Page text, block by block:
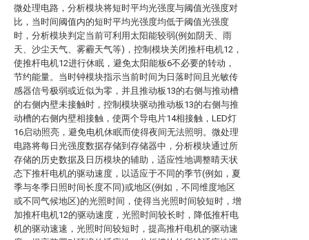
微处理电路，分析模块将短时平均光强度与阈值光强度对
比，当时间阈值内的短时平均光强度均低于阈值光强度
时，分析模块判定当前可利用太阳能较弱(例如阴天、雨
天、沙尘天气、雾霾天气等)，控制模块关闭推杆电机12，
使推杆电机12进行休眠，避免太阳能板6不必要的转动，
节约能量。当时钟模块指示当前时间为日落时间且光敏传
感器信号极弱或近似为零，并且推动板13的右侧与推动槽
的右侧内壁未接触时，控制模块驱动推动板13的右侧与推
动槽的右侧内壁相接触，使两个导电片14相接触，LED灯
16启动照亮，避免电机休眠而使得夜间无法照明。微处理
电路将每日光强度数据存储到存储器中，分析模块通过所
存储的历史数据及日历模块的辅助，适应性地调整晴天状
态下推杆电机的驱动速度，以适应于不同的季节(例如，夏
季与冬季日照时间长度不同)或地区(例如，不同维度地区
或不同气候地区)的光照时间，使得当光照时间较短时，增
加推杆电机12的驱动速度，光照时间较长时，降低推杆电
机的驱动速速，光照时间较短时，提高推杆电机的驱动速